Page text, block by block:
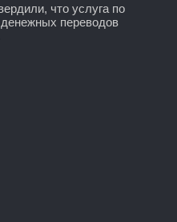
что услуга по
переводов